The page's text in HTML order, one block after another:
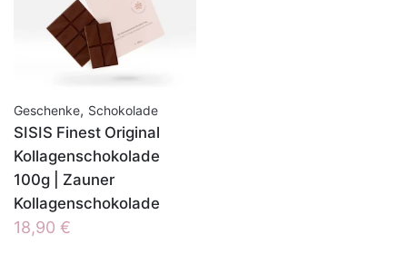
Geschenke, Schokolade
SISIS Finest Original
Kollagenschokolade
100g | Zauner
Kollagenschokolade
18,90 €